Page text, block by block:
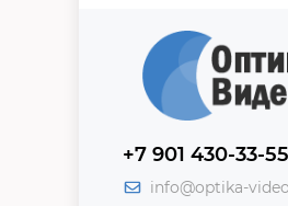
+7 901 430-33-55
info@optika-